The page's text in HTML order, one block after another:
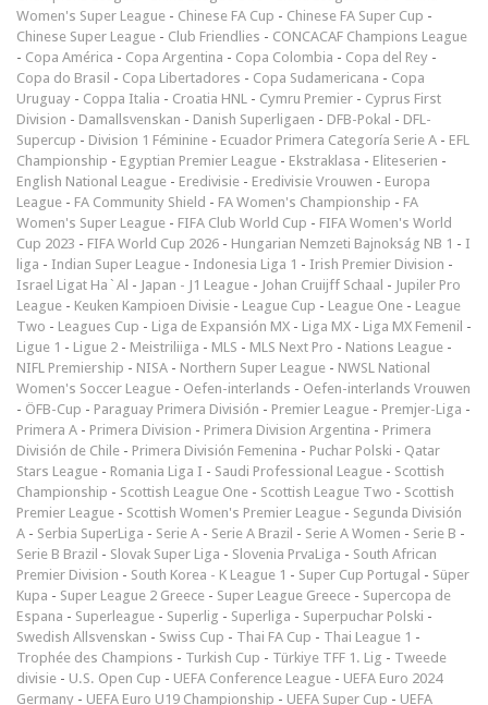
Women's Super League - Chinese FA Cup - Chinese FA Super Cup -
Chinese Super League - Club Friendlies - CONCACAF Champions League
- Copa América - Copa Argentina - Copa Colombia - Copa del Rey -
Copa do Brasil - Copa Libertadores - Copa Sudamericana - Copa
Uruguay - Coppa Italia - Croatia HNL - Cymru Premier - Cyprus First
Division - Damallsvenskan - Danish Superligaen - DFB-Pokal - DFL-
Supercup - Division 1 Féminine - Ecuador Primera Categoría Serie A - EFL
Championship - Egyptian Premier League - Ekstraklasa - Eliteserien -
English National League - Eredivisie - Eredivisie Vrouwen - Europa
League - FA Community Shield - FA Women's Championship - FA
Women's Super League - FIFA Club World Cup - FIFA Women's World
Cup 2023 - FIFA World Cup 2026 - Hungarian Nemzeti Bajnokság NB 1 - I
liga - Indian Super League - Indonesia Liga 1 - Irish Premier Division -
Israel Ligat Ha`Al - Japan - J1 League - Johan Cruijff Schaal - Jupiler Pro
League - Keuken Kampioen Divisie - League Cup - League One - League
Two - Leagues Cup - Liga de Expansión MX - Liga MX - Liga MX Femenil -
Ligue 1 - Ligue 2 - Meistriliiga - MLS - MLS Next Pro - Nations League -
NIFL Premiership - NISA - Northern Super League - NWSL National
Women's Soccer League - Oefen-interlands - Oefen-interlands Vrouwen
- ÖFB-Cup - Paraguay Primera División - Premier League - Premjer-Liga -
Primera A - Primera Division - Primera Division Argentina - Primera
División de Chile - Primera División Femenina - Puchar Polski - Qatar
Stars League - Romania Liga I - Saudi Professional League - Scottish
Championship - Scottish League One - Scottish League Two - Scottish
Premier League - Scottish Women's Premier League - Segunda División
A - Serbia SuperLiga - Serie A - Serie A Brazil - Serie A Women - Serie B -
Serie B Brazil - Slovak Super Liga - Slovenia PrvaLiga - South African
Premier Division - South Korea - K League 1 - Super Cup Portugal - Süper
Kupa - Super League 2 Greece - Super League Greece - Supercopa de
Espana - Superleague - Superlig - Superliga - Superpuchar Polski -
Swedish Allsvenskan - Swiss Cup - Thai FA Cup - Thai League 1 -
Trophée des Champions - Turkish Cup - Türkiye TFF 1. Lig - Tweede
divisie - U.S. Open Cup - UEFA Conference League - UEFA Euro 2024
Germany - UEFA Euro U19 Championship - UEFA Super Cup - UEFA